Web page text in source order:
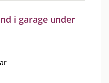
i garage under